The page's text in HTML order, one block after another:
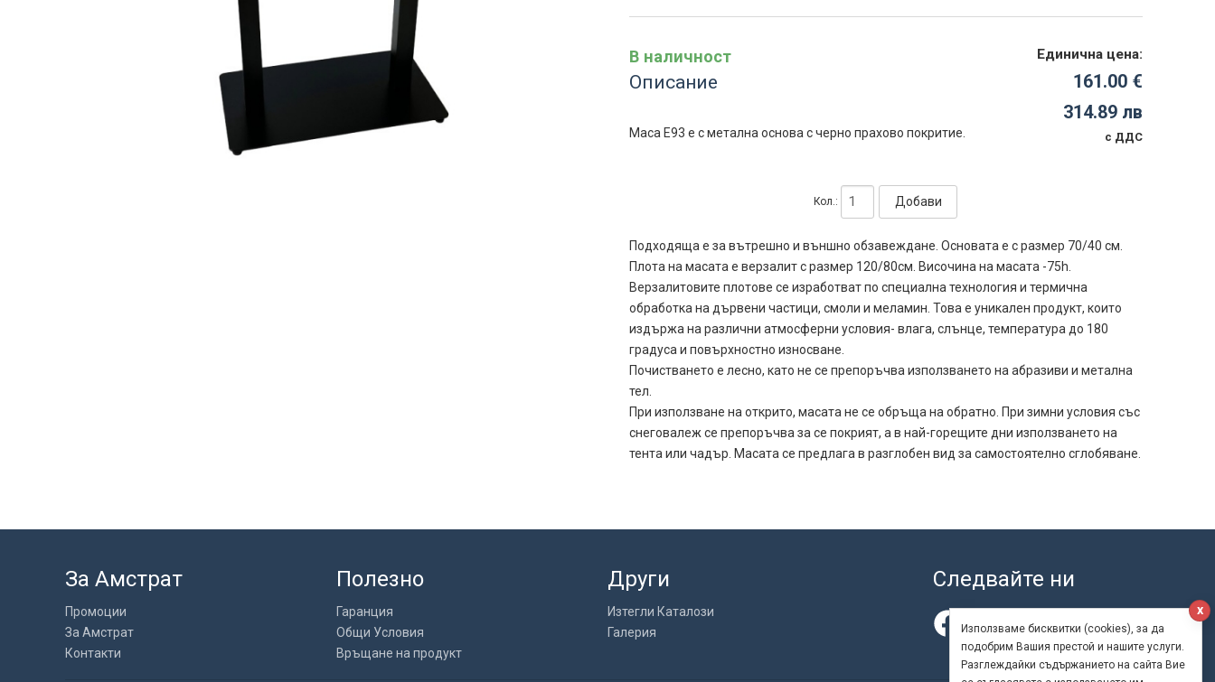
Използваме бисквитки (cookies), за да
подобрим Вашия престой и нашите услуги.
Разглеждайки съдържанието на сайта Вие
x
Единична цена:
161.00 €
314.89 лв
с ДДС
В наличност
Кол.: Добави
Описание
Маса Е93 е с метална основа с черно прахово покритие.
Подходяща е за вътрешно и външно обзавеждане. Основата е с размер 70/40 см.
Плота на масата е верзалит с размер 120/80см. Височина на масата -75h.
Верзалитовите плотове се изработват по специална технология и термична
обработка на дървени частици, смоли и меламин. Това е уникален продукт, които
издържа на различни атмосферни условия- влага, слънце, температура до 180
градуса и повърхностно износване.
Почистването е лесно, като не се препоръчва използването на абразиви и метална
тел.
При използване на открито, масата не се обръща на обратно. При зимни условия със
снеговалеж се препоръчва за се покрият, а в най-горещите дни използването на
тента или чадър. Масата се предлага в разглобен вид за самостоятелно сглобяване.
За Амстрат
Промоции
За Амстрат
Контакти
Полезно
Гаранция
Общи Условия
Връщане на продукт
Други
Изтегли Каталози
Галерия
Следвайте ни